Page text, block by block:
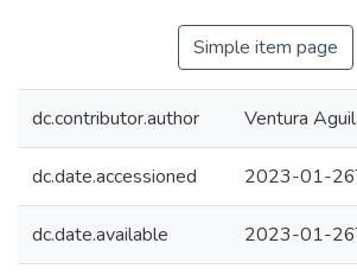
Simple item page
dc.contributor.author Ventura
dc.date.accessioned 2023-01-
dc.date.available 2023-01-